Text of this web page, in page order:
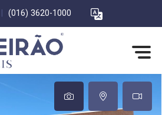
(016) 3620-1000